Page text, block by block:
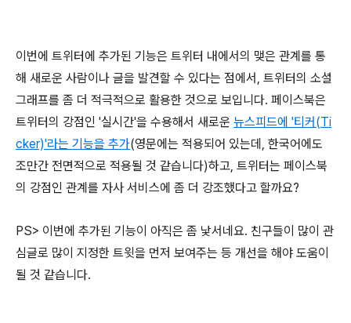
이번에 트위터에 추가된 기능은 트위터 내에서의 맺은 관계를 통
해 새로운 사람이나 글을 발견할 수 있다는 점에서, 트위터의 소셜
그래프를 좀 더 적극적으로 활용한 것으로 보입니다. 페이스북은
트위터의 강점인 '실시간'을 수용해서 새로운 뉴스피드에 '티커(Ti
cker)'라는 기능을 추가(영문에는 적용되어 있는데, 한국어에도
조만간 전면적으로 적용될 것 같습니다)하고, 트위터는 페이스북
의 강점인 관계를 자사 서비스에 좀 더 강조했다고 할까요?
PS> 이번에 추가된 기능이 아직은 좀 낯서네요. 친구들이 많이 관
심글로 많이 지정한 트윗을 먼저 보여주는 등 개선을 해야 도움이
될 것 같습니다.